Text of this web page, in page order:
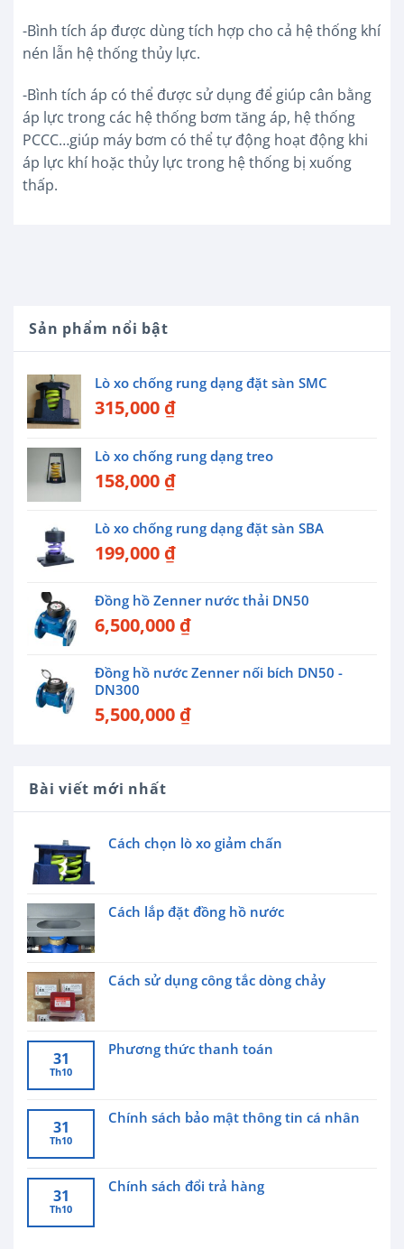
Sản phẩm nổi bật
Lò xo chống rung dạng đặt sàn SMC
315,000 ₫
Lò xo chống rung dạng treo
158,000 ₫
Lò xo chống rung dạng đặt sàn SBA
199,000 ₫
Đồng hồ Zenner nước thải DN50
6,500,000 ₫
Đồng hồ nước Zenner nối bích DN50 -
DN300
5,500,000 ₫
Bài viết mới nhất
Cách chọn lò xo giảm chấn
Cách lắp đặt đồng hồ nước
Cách sử dụng công tắc dòng chảy
31
Th10
Phương thức thanh toán
31
Th10
Chính sách bảo mật thông tin cá nhân
31
Th10
Chính sách đổi trả hàng
-Bình tích áp được dùng tích hợp cho cả hệ thống khí
nén lẫn hệ thống thủy lực.
-Bình tích áp có thể được sử dụng để giúp cân bằng
áp lực trong các hệ thống bơm tăng áp, hệ thống
PCCC…giúp máy bơm có thể tự động hoạt động khi
áp lực khí hoặc thủy lực trong hệ thống bị xuống
thấp.